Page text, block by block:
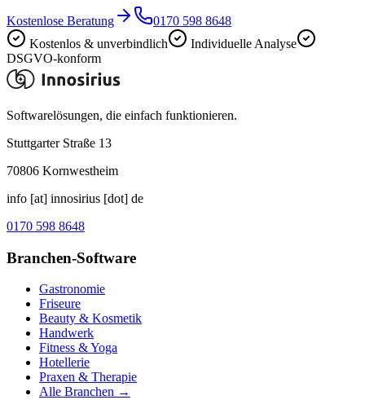
Kostenlose Beratung
0170 598 8648
Kostenlos & unverbindlich
Individuelle Analyse
DSGVO-konform
Softwarelösungen, die einfach funktionieren.
Stuttgarter Straße 13
70806 Kornwestheim
info [at] innosirius [dot] de
0170 598 8648
Branchen-Software
Gastronomie
Friseure
Beauty & Kosmetik
Handwerk
Fitness & Yoga
Hotellerie
Praxen & Therapie
Alle Branchen →